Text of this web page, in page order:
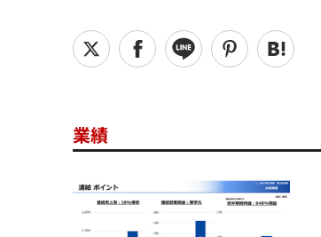
業績